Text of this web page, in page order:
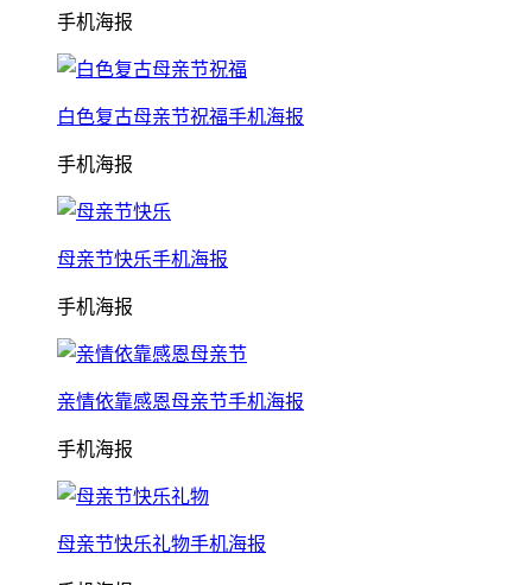
手机海报
白色复古母亲节祝福手机海报
手机海报
母亲节快乐手机海报
手机海报
亲情依靠感恩母亲节手机海报
手机海报
母亲节快乐礼物手机海报